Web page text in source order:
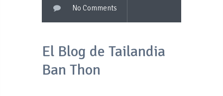
No Comments
El Blog de Tailandia
Ban Thon